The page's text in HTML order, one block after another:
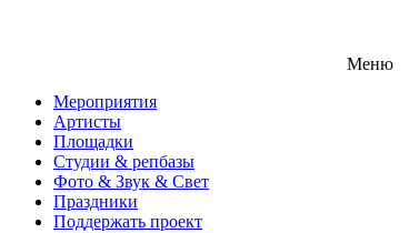
Меню
Мероприятия
Артисты
Площадки
Студии & репбазы
Фото & Звук & Свет
Праздники
Поддержать проект